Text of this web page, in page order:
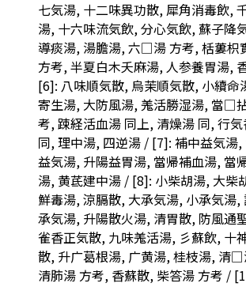
七気湯, 十二味異功散, 犀角消毒飲,
湯, 十六味流気飲, 分心気飲, 蘇子降
導痰湯, 湯膽湯, 六□湯 方考, 栝蔞枳
方考, 半夏白木夭麻湯, 人参養胃湯,
[6]: 八味順気散, 烏茉順気散, 小續
寄生湯, 大防風湯, 羗活勝湿湯, 當□
考, 踈経活血湯 同上, 清燥湯 同, 行
同, 理中湯, 四逆湯 / [7]: 補中益気湯
益気湯, 升陽益胃湯, 當帰補血湯, 當
湯, 黄茋建中湯 / [8]: 小柴胡湯, 大柴
鮮毒湯, 涼膈散, 大承気湯, 小承気湯,
承気湯, 升陽散火湯, 清胃散, 防風通
雀香正気散, 九味羗活湯, 彡蘇飲, 十
散, 升广葛根湯, 广黄湯, 桂枝湯, 清
清肺湯 方考, 香蘇散, 柴答湯 方考 /